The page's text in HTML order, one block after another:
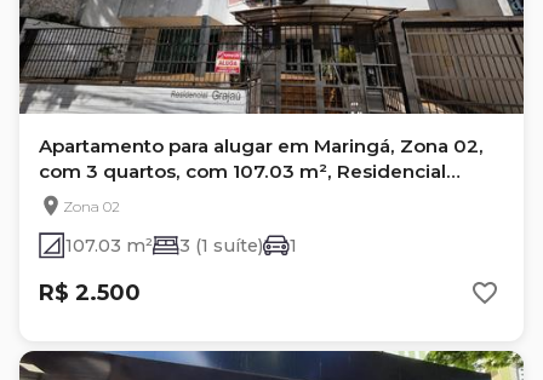
Apartamento para alugar em Maringá, Zona 02,
com 3 quartos, com 107.03 m², Residencial
GrajaúZona 02
107.03 m² 3 (1 suíte) 1
R$ 2.500